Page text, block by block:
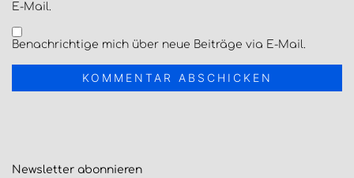
E-Mail.
Benachrichtige mich über neue Beiträge via E-Mail.
Newsletter abonnieren